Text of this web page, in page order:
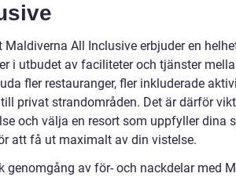
Maldiverna All Inclusive erbjuder en
i utbudet av faciliteter och tjänster
fler restauranger, fler inkluderade
privat strandområden. Det är därför
och välja en resort som uppfyller dina
att få ut maximalt av din vistelse.
genomgång av för- och nackdelar med